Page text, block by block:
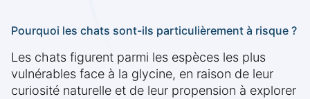
Pourquoi les chats sont-ils particulièrement à risque ?
Les chats figurent parmi les espèces les plus
vulnérables face à la glycine, en raison de leur
curiosité naturelle et de leur propension à explorer